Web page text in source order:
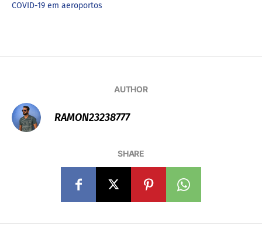
COVID-19 em aeroportos
AUTHOR
RAMON23238777
SHARE